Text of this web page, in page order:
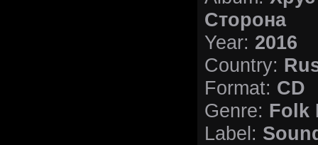
Сторона
Year: 2016
Country:
Format: CD
Genre: Folk
Label: